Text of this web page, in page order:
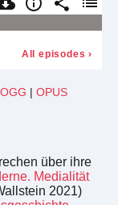
All episodes ›
OGG | OPUS
über ihre
Medialität
2021)